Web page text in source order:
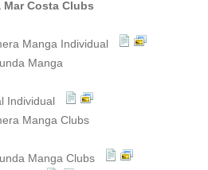
Costa Clubs
Manga Individual
Manga
Individual
Manga Clubs
Manga Clubs